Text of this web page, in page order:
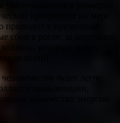
прогрессии по мере
приводит к кризисным
сбои в росте, за которыми
который может
будет легче
цивилизации,
количество энергии